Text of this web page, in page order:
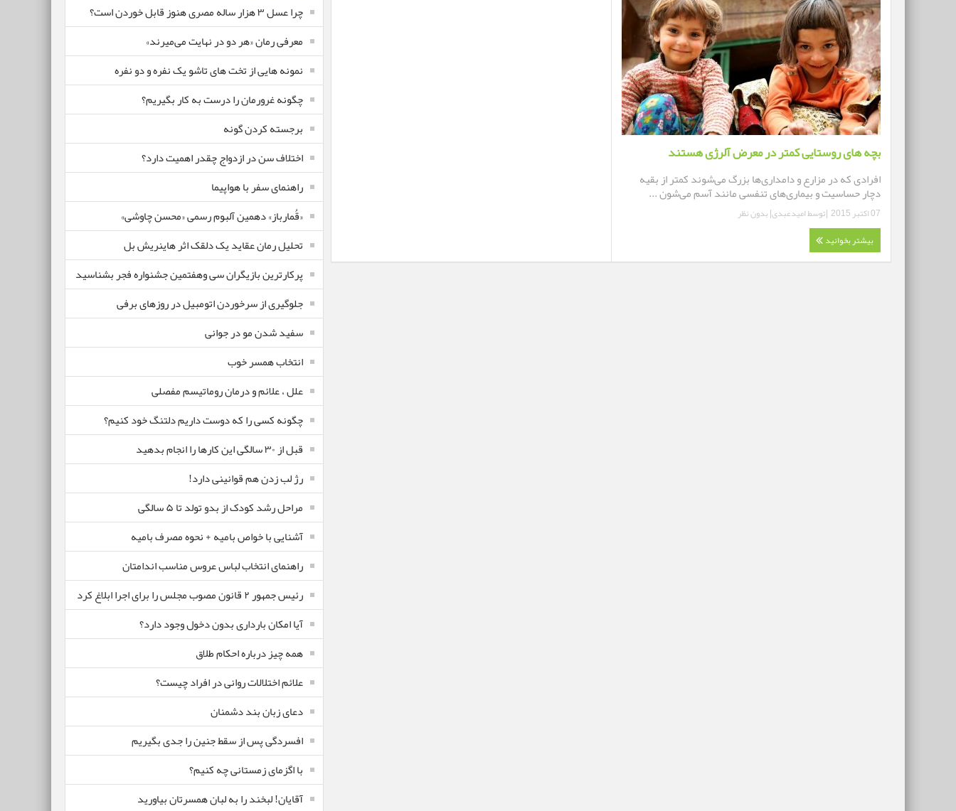
بچه های روستایی کمتر در معرض آلرژی هستند
افرادی که در مزارع و دامداری‌ها بزرگ می‌شوند کمتر از بقیه
دچار حساسیت و بیماری‌های تنفسی مانند آسم می‌شون ...
07 اکتبر 2015 |توسطامیدعبدی|بدون نظر
بیشتر بخوانید
چرا عسل ۳ هزار ساله‌ مصری هنوز قابل خوردن است؟
معرفی رمان «هر دو در نهایت می‌میرند»
نمونه هایی از تخت های تاشو یک نفره و دو نفره
چگونه غرورمان را درست به کار بگیریم؟
برجسته کردن گونه
اختلاف سن در ازدواج چقدر اهمیت دارد؟
راهنمای سفر با هواپیما
«قُمارباز» دهمین آلبوم رسمی «محسن چاوشی»
تحلیل رمان عقاید یک دلقک اثر هاینریش بل
پرکارترین بازیگران سی وهفتمین جشنواره فجر بشناسید
جلوگیری از سرخوردن اتومبیل در روزهای برفی
سفید شدن مو در جوانی
انتخاب همسر خوب
علل ، علائم و درمان روماتیسم مفصلی
چگونه کسی را که دوست داریم دلتنگ خود کنیم؟
قبل از ۳۰ سالگی این کارها را انجام بدهید
رژ لب زدن هم قوانینی دارد!
مراحل رشد کودک از بدو تولد تا ۵ سالگی
آشنایی با خواص بامیه + نحوه مصرف بامیه
راهنمای انتخاب لباس عروس مناسب اندامتان
رئیس جمهور ۲ قانون مصوب مجلس را برای اجرا ابلاغ کرد
آیا امکان بارداری بدون دخول وجود دارد؟
همه چیز درباره احکام طلاق
علائم اختلالات روانی در افراد چیست؟
دعای زبان بند دشمنان
افسردگی پس از سقط جنین را جدی بگیریم
با اگزمای زمستانی چه کنیم؟
آقایان! لبخند را به لبان همسرتان بیاورید